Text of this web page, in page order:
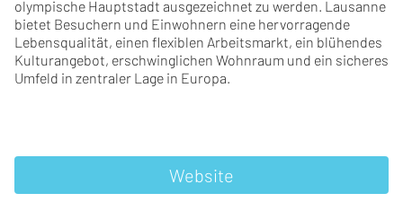
olympische Hauptstadt ausgezeichnet zu werden. Lausanne
bietet Besuchern und Einwohnern eine hervorragende
Lebensqualität, einen flexiblen Arbeitsmarkt, ein blühendes
Kulturangebot, erschwinglichen Wohnraum und ein sicheres
Umfeld in zentraler Lage in Europa.
Website